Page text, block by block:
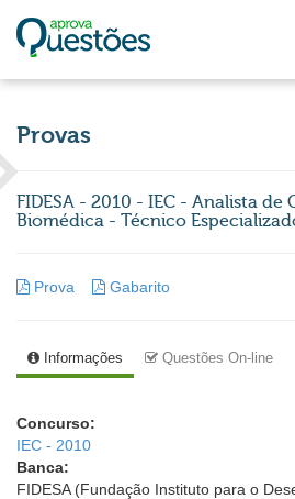
Provas
FIDESA - 2010 - IEC - Analista de
Biomédica - Técnico
Prova Gabarito
Informações Questões On-line
Concurso:
IEC - 2010
Banca:
FIDESA (Fundação Instituto para o